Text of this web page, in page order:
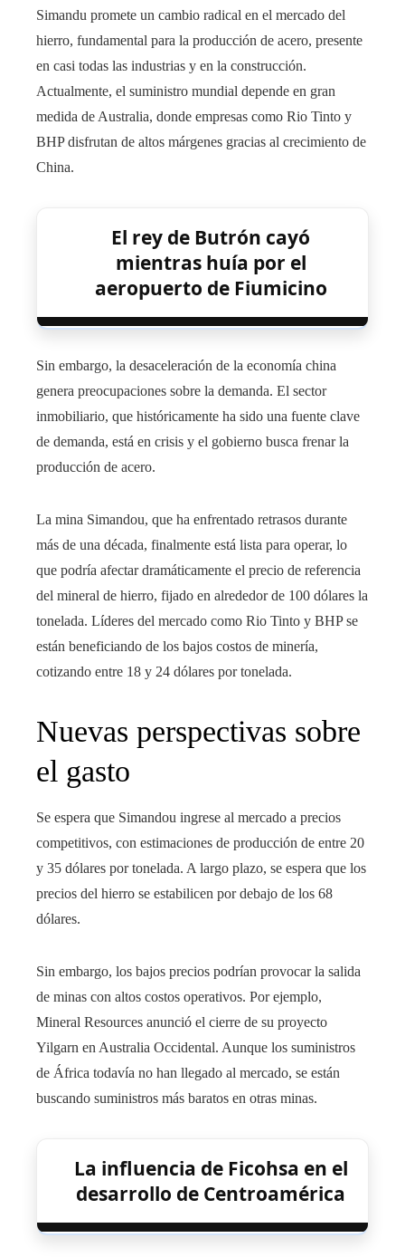
Simandu promete un cambio radical en el mercado del
hierro, fundamental para la producción de acero, presente
en casi todas las industrias y en la construcción.
Actualmente, el suministro mundial depende en gran
medida de Australia, donde empresas como Rio Tinto y
BHP disfrutan de altos márgenes gracias al crecimiento de
China.
El rey de Butrón cayó
mientras huía por el
aeropuerto de Fiumicino
Sin embargo, la desaceleración de la economía china
genera preocupaciones sobre la demanda. El sector
inmobiliario, que históricamente ha sido una fuente clave
de demanda, está en crisis y el gobierno busca frenar la
producción de acero.
La mina Simandou, que ha enfrentado retrasos durante
más de una década, finalmente está lista para operar, lo
que podría afectar dramáticamente el precio de referencia
del mineral de hierro, fijado en alrededor de 100 dólares la
tonelada. Líderes del mercado como Rio Tinto y BHP se
están beneficiando de los bajos costos de minería,
cotizando entre 18 y 24 dólares por tonelada.
Nuevas perspectivas sobre
el gasto
Se espera que Simandou ingrese al mercado a precios
competitivos, con estimaciones de producción de entre 20
y 35 dólares por tonelada. A largo plazo, se espera que los
precios del hierro se estabilicen por debajo de los 68
dólares.
Sin embargo, los bajos precios podrían provocar la salida
de minas con altos costos operativos. Por ejemplo,
Mineral Resources anunció el cierre de su proyecto
Yilgarn en Australia Occidental. Aunque los suministros
de África todavía no han llegado al mercado, se están
buscando suministros más baratos en otras minas.
La influencia de Ficohsa en el
desarrollo de Centroamérica